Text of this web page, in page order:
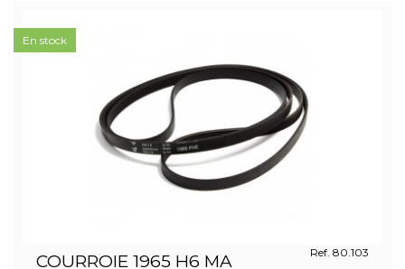
COURROIE 1965 H6 MA
Ref. 80.103
En stock